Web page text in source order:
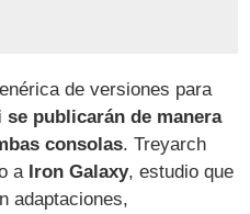
de versiones para
se publicarán de manera
consolas. Treyarch
a Iron Galaxy, estudio que
adaptaciones,